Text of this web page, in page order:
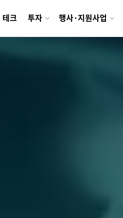
테크 투자 행사·지원사업